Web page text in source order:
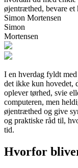
øjentræthed, bevare et
Simon Mortensen
Simon
Mortensen
I en hverdag fyldt
det ikke kun hovedet,
oplever tørhed, svie
computeren, men
øjentræthed og give
og praktiske råd til,
tid.
Hvorfor